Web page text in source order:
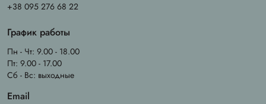
+38 095 276 68 22
График работы
Пн - Чт: 9.00 - 18.00
Пт: 9.00 - 17.00
Сб - Вс: выходные
Email